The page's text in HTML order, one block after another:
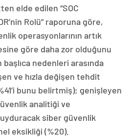
elde edilen “SOC
Rolü” raporuna göre,
operasyonlarının artık
göre daha zor olduğunu
nedenleri arasında
ve hızla değişen tehdit
bunu belirtmiş); genişleyen
analitiği ve
siber güvenlik
eksikliği (%20).